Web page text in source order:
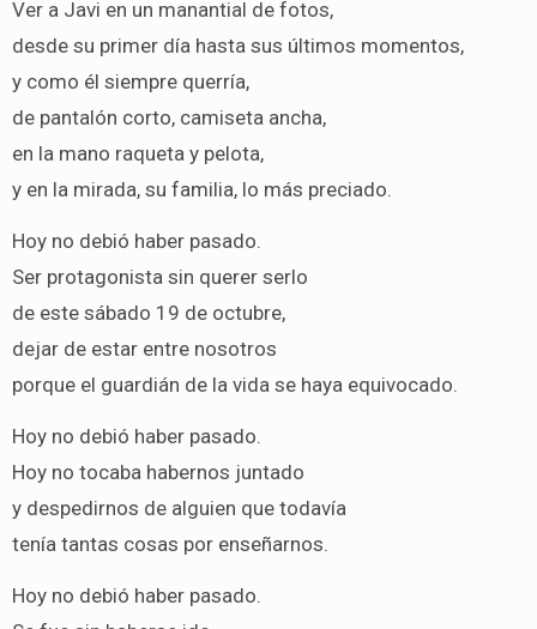
Ver a Javi en un manantial de fotos,
desde su primer día hasta sus últimos momentos,
y como él siempre querría,
de pantalón corto, camiseta ancha,
en la mano raqueta y pelota,
y en la mirada, su familia, lo más preciado.
Hoy no debió haber pasado.
Ser protagonista sin querer serlo
de este sábado 19 de octubre,
dejar de estar entre nosotros
porque el guardián de la vida se haya equivocado.
Hoy no debió haber pasado.
Hoy no tocaba habernos juntado
y despedirnos de alguien que todavía
tenía tantas cosas por enseñarnos.
Hoy no debió haber pasado.